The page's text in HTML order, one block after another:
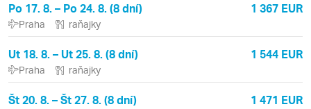
Po 17. 8. – Po 24. 8. (8 dní) 1 367 EUR
Praha raňajky
Ut 18. 8. – Ut 25. 8. (8 dní) 1 544 EUR
Praha raňajky
Št 20. 8. – Št 27. 8. (8 dní) 1 471 EUR